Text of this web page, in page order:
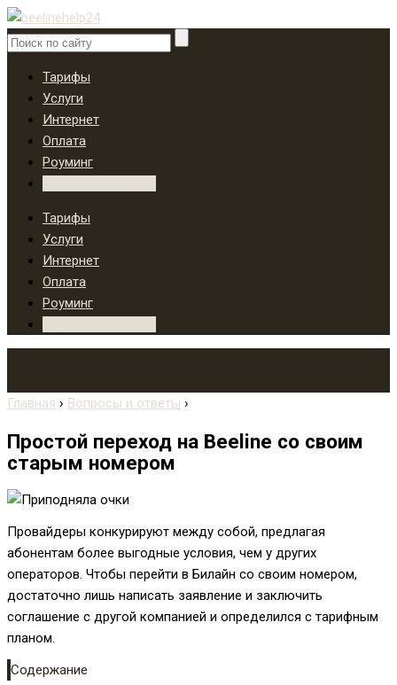
Тарифы
Услуги
Интернет
Оплата
Роуминг
Тарифы
Услуги
Интернет
Оплата
Роуминг
Главная › Вопросы и ответы ›
Простой переход на Beeline со своим
старым номером
Провайдеры конкурируют между собой, предлагая
абонентам более выгодные условия, чем у других
операторов. Чтобы перейти в Билайн со своим номером,
достаточно лишь написать заявление и заключить
соглашение с другой компанией и определился с тарифным
планом.
Содержание